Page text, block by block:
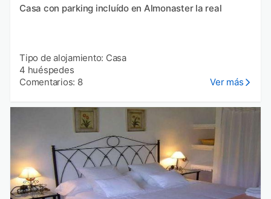
Casa con parking incluído en Almonaster la real
Tipo de alojamiento: Casa
4 huéspedes
Comentarios: 8
Ver más